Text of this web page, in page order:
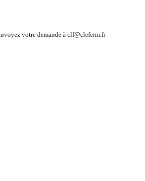
votre demande à clf@cleferm.fr